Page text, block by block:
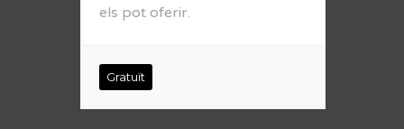
els pot oferir.
Gratuït